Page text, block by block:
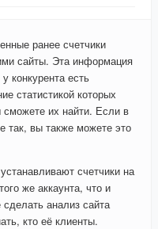
ранее счетчики
сайты. Эта информация
конкурента есть
статистикой которых
сможете их найти. Если в
так, вы также можете это
счетчики на
же аккаунта, что и
анализ сайта
кто её клиенты.